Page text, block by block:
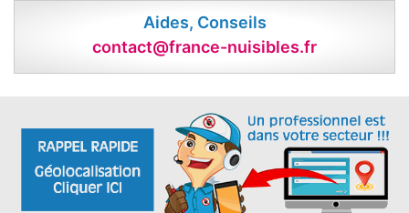
Aides, Conseils
contact@france-nuisibles.fr